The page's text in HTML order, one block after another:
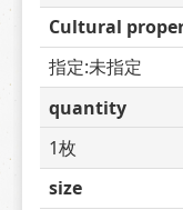
Cultural
指定:未指定
quantity
1枚
size